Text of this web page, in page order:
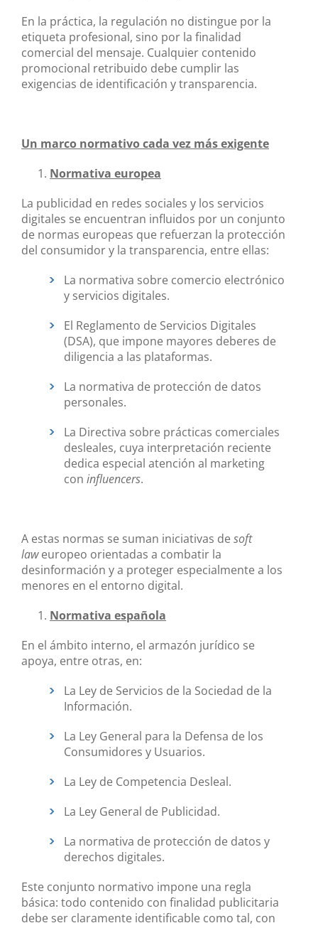
En la práctica, la regulación no distingue por la
etiqueta profesional, sino por la finalidad
comercial del mensaje. Cualquier contenido
promocional retribuido debe cumplir las
exigencias de identificación y transparencia.
Un marco normativo cada vez más exigente
Normativa europea
La publicidad en redes sociales y los servicios
digitales se encuentran influidos por un conjunto
de normas europeas que refuerzan la protección
del consumidor y la transparencia, entre ellas:
La normativa sobre comercio electrónico
y servicios digitales.
El Reglamento de Servicios Digitales
(DSA), que impone mayores deberes de
diligencia a las plataformas.
La normativa de protección de datos
personales.
La Directiva sobre prácticas comerciales
desleales, cuya interpretación reciente
dedica especial atención al marketing
con influencers.
A estas normas se suman iniciativas de soft
laweuropeo orientadas a combatir la
desinformación y a proteger especialmente a los
menores en el entorno digital.
Normativa española
En el ámbito interno, el armazón jurídico se
apoya, entre otras, en:
La Ley de Servicios de la Sociedad de la
Información.
La Ley General para la Defensa de los
Consumidores y Usuarios.
La Ley de Competencia Desleal.
La Ley General de Publicidad.
La normativa de protección de datos y
derechos digitales.
Este conjunto normativo impone una regla
básica: todo contenido con finalidad publicitaria
debe ser claramente identificable como tal, con